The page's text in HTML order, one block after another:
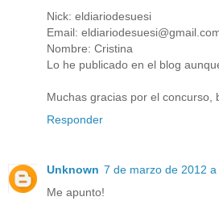
Nick: eldiariodesuesi
Email:
Nombre: Cristina
Lo he publicado en el blog
Muchas gracias por el concurso,
Responder
Unknown 7 de marzo de 2012 a
Me apunto!